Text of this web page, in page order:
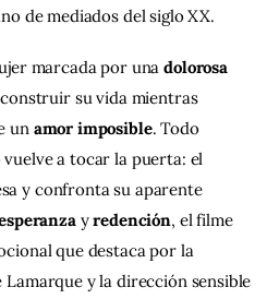
de mediados del siglo XX.
marcada por una dolorosa
su vida mientras
un amor imposible. Todo
a tocar la puerta: el
y confronta su aparente
y redención, el filme
que destaca por la
y la dirección sensible